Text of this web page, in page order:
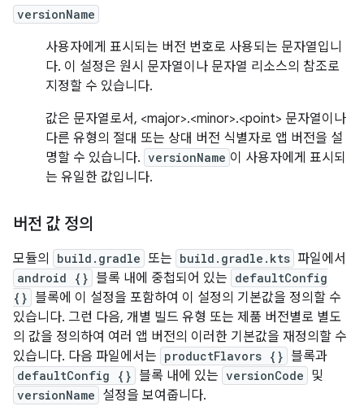
versionName
사용자에게 표시되는 버전 번호로 사용되는 문자열입니
다. 이 설정은 원시 문자열이나 문자열 리소스의 참조로
지정할 수 있습니다.
값은 문자열로서, <major>.<minor>.<point> 문자열이나
다른 유형의 절대 또는 상대 버전 식별자로 앱 버전을 설
명할 수 있습니다. versionName 이 사용자에게 표시되
는 유일한 값입니다.
버전 값 정의
모듈의 build.gradle 또는 build.gradle.kts 파일에서
android {} 블록 내에 중첩되어 있는 defaultConfig
{} 블록에 이 설정을 포함하여 이 설정의 기본값을 정의할 수
있습니다. 그런 다음, 개별 빌드 유형 또는 제품 버전별로 별도
의 값을 정의하여 여러 앱 버전의 이러한 기본값을 재정의할 수
있습니다. 다음 파일에서는 productFlavors {} 블록과
defaultConfig {} 블록 내에 있는 versionCode 및
versionName 설정을 보여줍니다.